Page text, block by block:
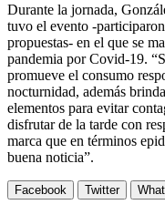
Durante la jornada,
tuvo el evento -
propuestas- en el que se
pandemia por Covid-19.
promueve el consumo
nocturnidad, además
elementos para evitar
disfrutar de la tarde con
marca que en términos
buena noticia”.
Facebook Twitter